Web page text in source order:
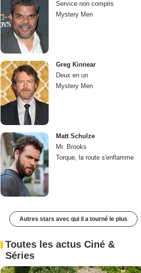
Service non compris
Mystery Men
Greg Kinnear
Deux en un
Mystery Men
Matt Schulze
Mr. Brooks
Torque, la route s'enflamme
Autres stars avec qui il a tourné le plus
Toutes les actus Ciné &
Séries